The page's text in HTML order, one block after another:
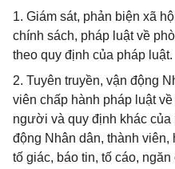
1. Giám sát, phản biện xã
chính sách, pháp luật về
theo quy định của pháp luật.
2. Tuyên truyền, vận động
viên chấp hành pháp luật
người và quy định khác của
động Nhân dân, thành
tố giác, báo tin, tố cáo,